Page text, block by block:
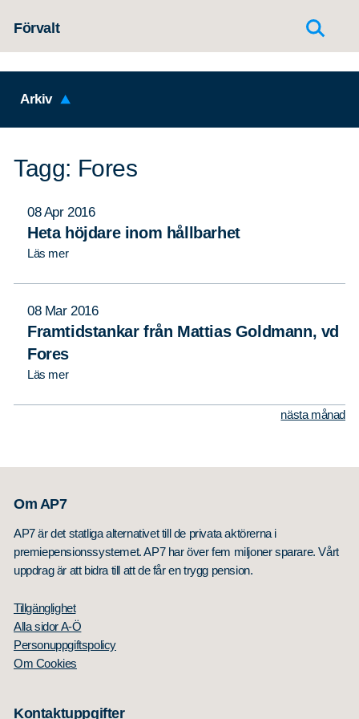
Förvalt
Arkiv
Tagg: Fores
08 Apr 2016
Heta höjdare inom hållbarhet
Läs mer
08 Mar 2016
Framtidstankar från Mattias Goldmann, vd
Fores
Läs mer
nästa månad
Om AP7
AP7 är det statliga alternativet till de privata aktörerna i
premiepensionssystemet. AP7 har över fem miljoner sparare. Vårt
uppdrag är att bidra till att de får en trygg pension.
Tillgänglighet
Alla sidor A-Ö
Personuppgiftspolicy
Om Cookies
Kontaktuppgifter